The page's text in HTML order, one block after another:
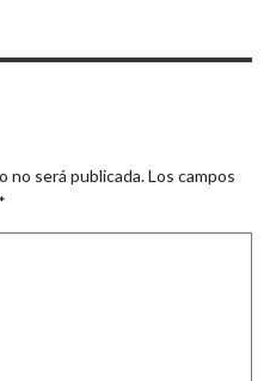
no será publicada.Los campos
*